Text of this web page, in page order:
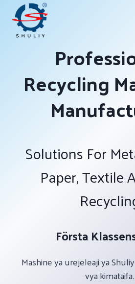
content
Recycling
Solutions For
Paper, Textile
Första
Mashine ya urejeleaji ya
vya kimataifa.